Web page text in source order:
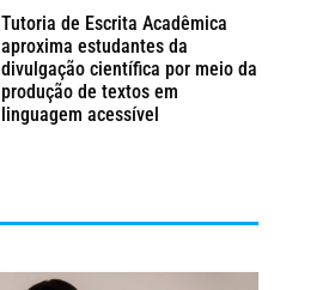
Tutoria de Escrita Acadêmica
aproxima estudantes da
divulgação científica por meio da
produção de textos em
linguagem acessível